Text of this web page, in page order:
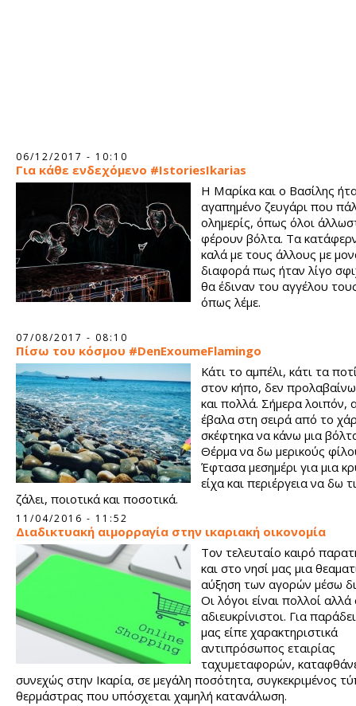
06/12/2017 - 10:10
Για κάθε ενδεχόμενο #IstoriesIkarias
Η Μαρίκα και ο Βασίλης
αγαπημένο ζευγάρι που
ολημερίς, όπως όλοι
φέρουν βόλτα. Τα
καλά με τους άλλους με
διαφορά πως ήταν λίγο
θα έδιναν του αγγέλου
όπως λέμε.
07/08/2017 - 08:10
Πίσω του κόσμου #DenExoumeFlamingo
Κάτι το αμπέλι, κάτι τα
στον κήπο, δεν
και πολλά. Σήμερα λοιπόν,
έβαλα στη σειρά από το
σκέφτηκα να κάνω μια
Θέρμα να δω μερικούς
Έφτασα μεσημέρι για μια
είχα και περιέργεια να δω
ζάλει, ποιοτικά και ποσοτικά.
11/04/2016 - 11:52
Διαδικτυακή αιμορραγία στην ικαριακή οικονομία
Τον τελευταίο καιρό
και στο νησί μας μια
αύξηση των αγορών μέσω
Οι λόγοι είναι πολλοί αλλά
αδιευκρίνιστοι. Για
μας είπε χαρακτηριστικά
αντιπρόσωπος εταιρίας
ταχυμεταφορών,
συνεχώς στην Ικαρία, σε μεγάλη ποσότητα, συγκεκριμένος
θερμάστρας που υπόσχεται χαμηλή κατανάλωση.